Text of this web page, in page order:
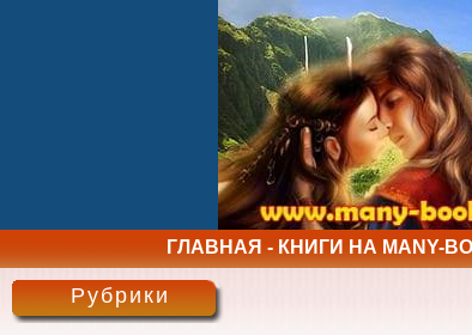
ГЛАВНАЯ - КНИГИ НА MANY-
Рубрики